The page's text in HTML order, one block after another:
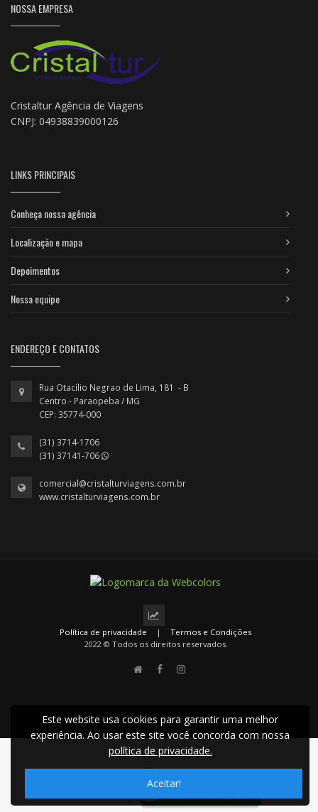
NOSSA EMPRESA
Cristaltur Agência de Viagens
CNPJ: 04938839000126
LINKS PRINCIPAIS
Conheça nossa agência
Localização e mapa
Depoimentos
Nossa equipe
ENDEREÇO E CONTATOS
Rua Otacílio Negrao de Lima, 181 - B
Centro - Paraopeba / MG
CEP: 35774-000
(31) 3714-1706
(31) 37141-706
comercial@cristalturviagens.com.br
www.cristalturviagens.com.br
Política de privacidade |
Termos e Condições
2022 © Todos os direitos reservados.
Este website usa cookies para garantir uma melhor
experiência. Ao usar este site você concorda com nossa
política de privacidade.
Aceitar!